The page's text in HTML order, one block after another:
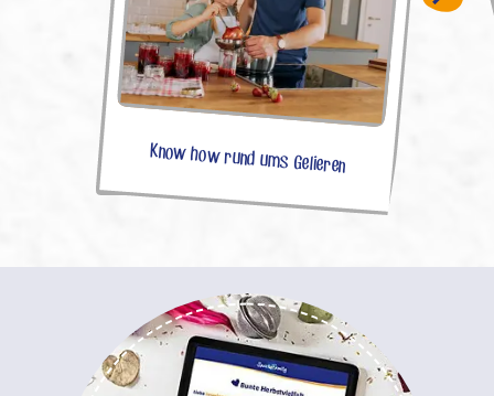
Know how rund ums Gelieren